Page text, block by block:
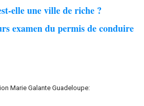
elle une ville de riche ?
examen du permis de conduire
Marie Galante Guadeloupe: